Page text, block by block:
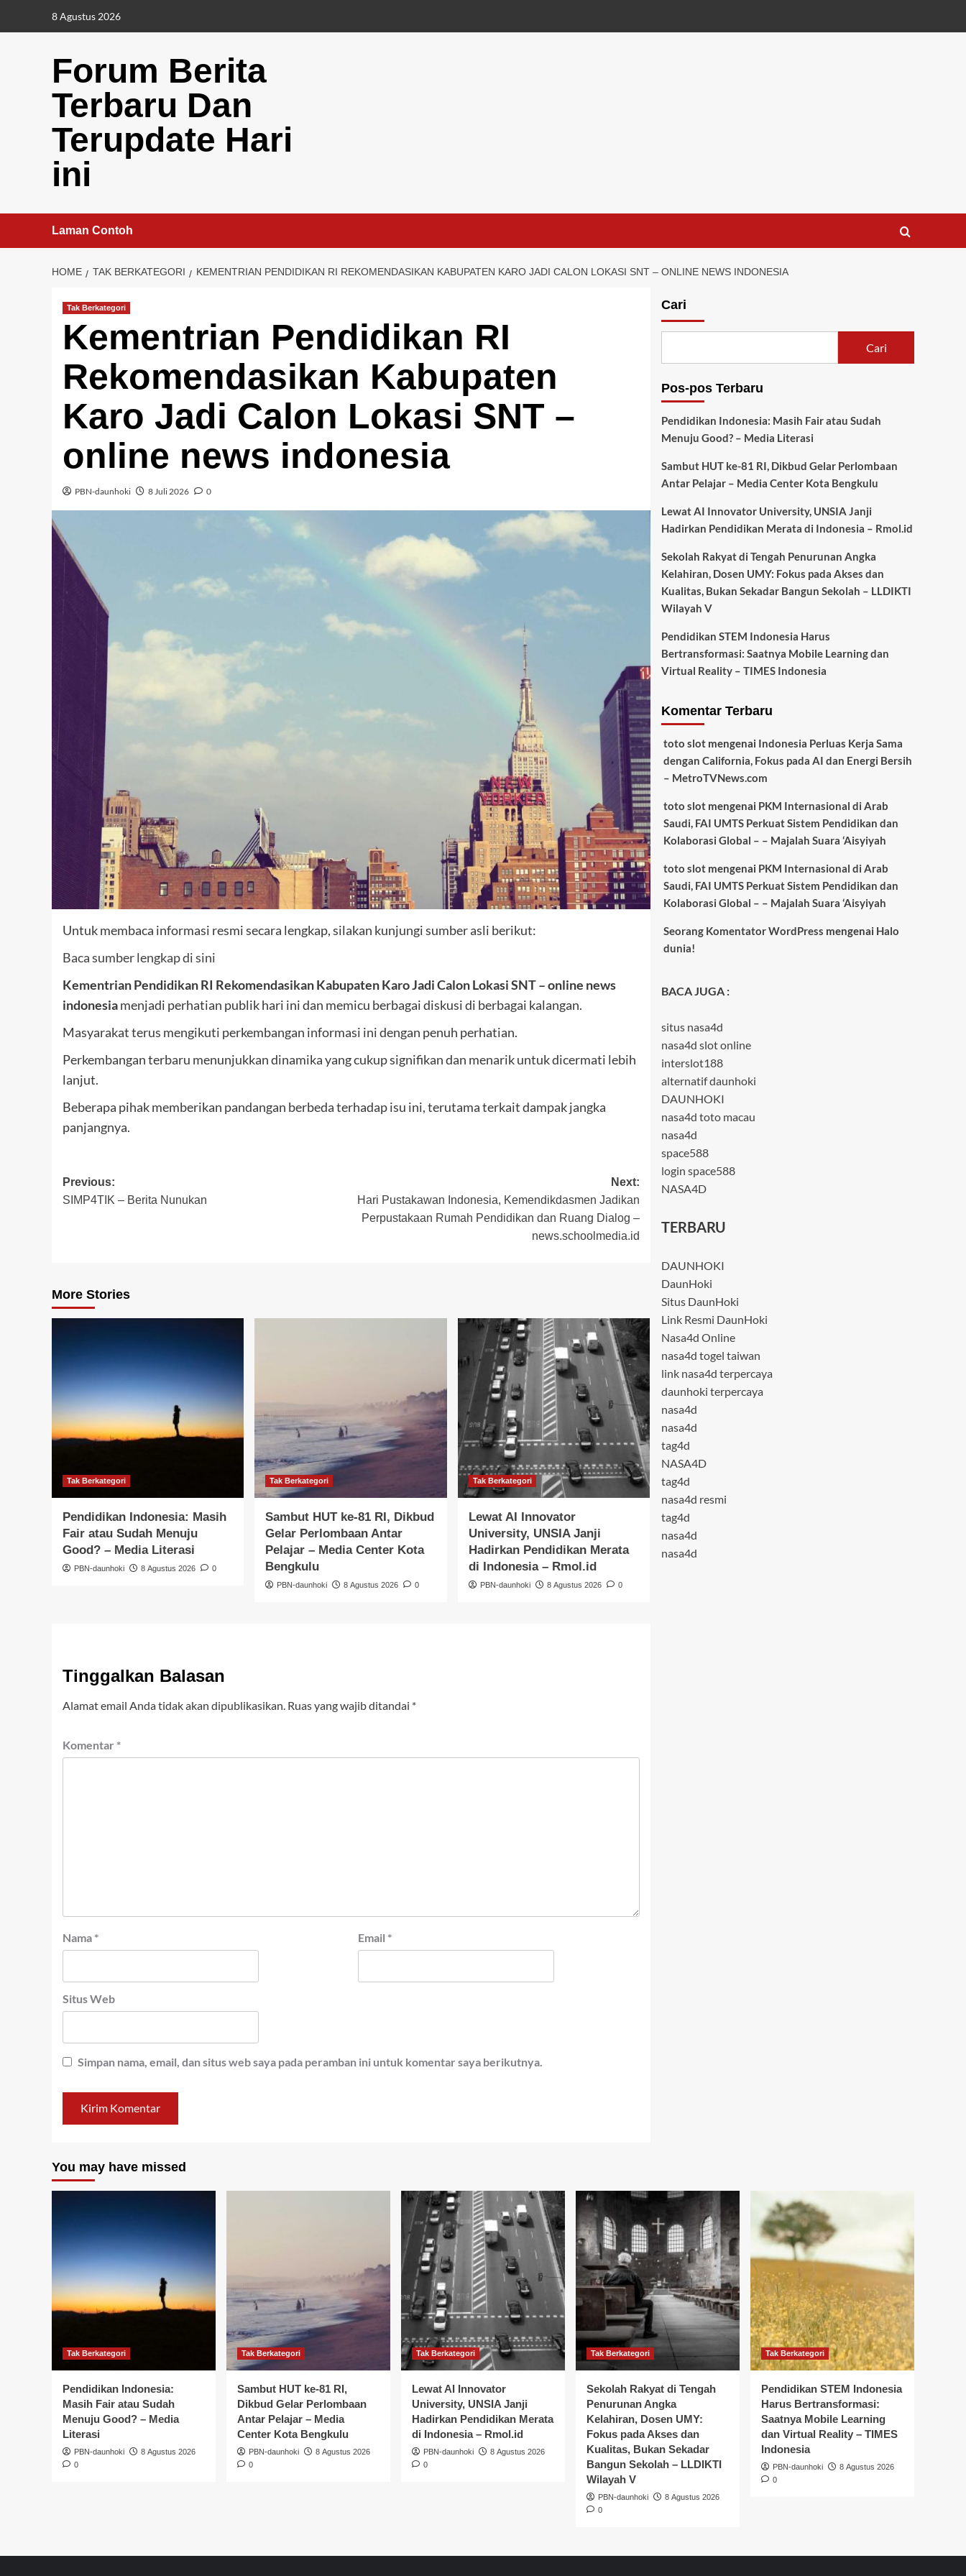
8 Agustus 2026
Forum Berita
Terbaru Dan
Terupdate Hari
ini
Laman Contoh
HOME TAK BERKATEGORI KEMENTRIAN PENDIDIKAN RI REKOMENDASIKAN KABUPATEN KARO JADI CALON LOKASI SNT – ONLINE NEWS INDONESIA
Tak Berkategori
Kementrian Pendidikan RI
Rekomendasikan Kabupaten
Karo Jadi Calon Lokasi SNT –
online news indonesia
PBN-daunhoki 8 Juli 2026 0
Untuk membaca informasi resmi secara lengkap, silakan kunjungi sumber asli berikut:
Baca sumber lengkap di sini
Kementrian Pendidikan RI Rekomendasikan Kabupaten Karo Jadi Calon Lokasi SNT – online news
indonesiamenjadi perhatian publik hari ini dan memicu berbagai diskusi di berbagai kalangan.
Masyarakat terus mengikuti perkembangan informasi ini dengan penuh perhatian.
Perkembangan terbaru menunjukkan dinamika yang cukup signifikan dan menarik untuk dicermati lebih
lanjut.
Beberapa pihak memberikan pandangan berbeda terhadap isu ini, terutama terkait dampak jangka
panjangnya.
Post
navigation
Previous:
SIMP4TIK – Berita Nunukan
Next:
Hari Pustakawan Indonesia, Kemendikdasmen Jadikan
Perpustakaan Rumah Pendidikan dan Ruang Dialog –
news.schoolmedia.id
More Stories
Tak Berkategori
Pendidikan Indonesia: Masih
Fair atau Sudah Menuju
Good? – Media Literasi
PBN-daunhoki 8 Agustus 2026 0
Tak Berkategori
Sambut HUT ke-81 RI, Dikbud
Gelar Perlombaan Antar
Pelajar – Media Center Kota
Bengkulu
PBN-daunhoki 8 Agustus 2026 0
Tak Berkategori
Lewat AI Innovator
University, UNSIA Janji
Hadirkan Pendidikan Merata
di Indonesia – Rmol.id
PBN-daunhoki 8 Agustus 2026 0
Tinggalkan Balasan
Alamat email Anda tidak akan dipublikasikan. Ruas yang wajib ditandai *
Komentar *
Nama * Email *
Situs Web
Simpan nama, email, dan situs web saya pada peramban ini untuk komentar saya berikutnya.
Cari
Cari
Pos-pos Terbaru
Pendidikan Indonesia: Masih Fair atau Sudah
Menuju Good? – Media Literasi
Sambut HUT ke-81 RI, Dikbud Gelar Perlombaan
Antar Pelajar – Media Center Kota Bengkulu
Lewat AI Innovator University, UNSIA Janji
Hadirkan Pendidikan Merata di Indonesia – Rmol.id
Sekolah Rakyat di Tengah Penurunan Angka
Kelahiran, Dosen UMY: Fokus pada Akses dan
Kualitas, Bukan Sekadar Bangun Sekolah – LLDIKTI
Wilayah V
Pendidikan STEM Indonesia Harus
Bertransformasi: Saatnya Mobile Learning dan
Virtual Reality – TIMES Indonesia
Komentar Terbaru
toto slotmengenai Indonesia Perluas Kerja Sama
dengan California, Fokus pada AI dan Energi Bersih
– MetroTVNews.com
toto slotmengenai PKM Internasional di Arab
Saudi, FAI UMTS Perkuat Sistem Pendidikan dan
Kolaborasi Global – – Majalah Suara ‘Aisyiyah
toto slotmengenai PKM Internasional di Arab
Saudi, FAI UMTS Perkuat Sistem Pendidikan dan
Kolaborasi Global – – Majalah Suara ‘Aisyiyah
Seorang Komentator WordPress mengenai Halo
dunia!
BACA JUGA :
situs nasa4d
nasa4d slot online
interslot188
alternatif daunhoki
DAUNHOKI
nasa4d toto macau
nasa4d
space588
login space588
NASA4D
TERBARU
DAUNHOKI
DaunHoki
Situs DaunHoki
Link Resmi DaunHoki
Nasa4d Online
nasa4d togel taiwan
link nasa4d terpercaya
daunhoki terpercaya
nasa4d
nasa4d
tag4d
NASA4D
tag4d
nasa4d resmi
tag4d
nasa4d
nasa4d
You may have missed
Tak Berkategori
Pendidikan Indonesia:
Masih Fair atau Sudah
Menuju Good? – Media
Literasi
PBN-daunhoki
8 Agustus 2026
0
Tak Berkategori
Sambut HUT ke-81 RI,
Dikbud Gelar Perlombaan
Antar Pelajar – Media
Center Kota Bengkulu
PBN-daunhoki
8 Agustus 2026
0
Tak Berkategori
Lewat AI Innovator
University, UNSIA Janji
Hadirkan Pendidikan Merata
di Indonesia – Rmol.id
PBN-daunhoki
8 Agustus 2026
0
Tak Berkategori
Sekolah Rakyat di Tengah
Penurunan Angka
Kelahiran, Dosen UMY:
Fokus pada Akses dan
Kualitas, Bukan Sekadar
Bangun Sekolah – LLDIKTI
Wilayah V
PBN-daunhoki
8 Agustus 2026
0
Tak Berkategori
Pendidikan STEM Indonesia
Harus Bertransformasi:
Saatnya Mobile Learning
dan Virtual Reality – TIMES
Indonesia
PBN-daunhoki
8 Agustus 2026
0